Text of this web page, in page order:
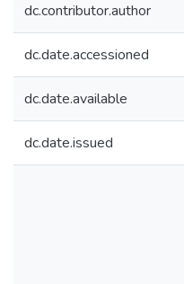
dc.contributor.author
dc.date.accessioned
dc.date.available
dc.date.issued